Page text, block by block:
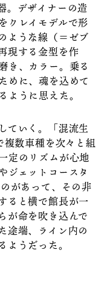
。デザイナーの造
クレイモデルで形
ような線（＝ゼブ
現する金型を作
き、カラー。乗る
めに、魂を込めて
うに思えた。
ていく。「混流生
複数車種を次々と組
定のリズムが心地
ジェットコースタ
があって、その非
ると横で館長が一
が命を吹き込んで
途端、ライン内の
うだった。